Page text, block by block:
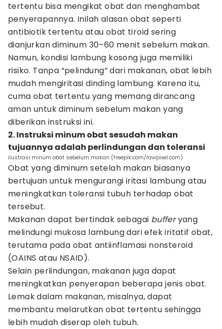
tertentu bisa mengikat obat dan menghambat
penyerapannya. Inilah alasan obat seperti
antibiotik tertentu atau obat tiroid sering
dianjurkan diminum 30–60 menit sebelum makan.
Namun, kondisi lambung kosong juga memiliki
risiko. Tanpa “pelindung” dari makanan, obat lebih
mudah mengiritasi dinding lambung. Karena itu,
cuma obat tertentu yang memang dirancang
aman untuk diminum sebelum makan yang
diberikan instruksi ini.
2. Instruksi minum obat sesudah makan
tujuannya adalah perlindungan dan toleransi
ilustrasi minum obat sebelum makan (freepik.com/rawpixel.com)
Obat yang diminum setelah makan biasanya
bertujuan untuk mengurangi iritasi lambung atau
meningkatkan toleransi tubuh terhadap obat
tersebut.
Makanan dapat bertindak sebagai bufferyang
melindungi mukosa lambung dari efek iritatif obat,
terutama pada obat antiinflamasi nonsteroid
(OAINS atau NSAID).
Selain perlindungan, makanan juga dapat
meningkatkan penyerapan beberapa jenis obat.
Lemak dalam makanan, misalnya, dapat
membantu melarutkan obat tertentu sehingga
lebih mudah diserap oleh tubuh.